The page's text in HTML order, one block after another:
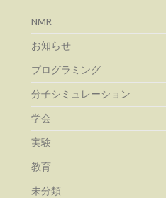
NMR
お知らせ
プログラミング
分子シミュレーション
学会
実験
教育
未分類